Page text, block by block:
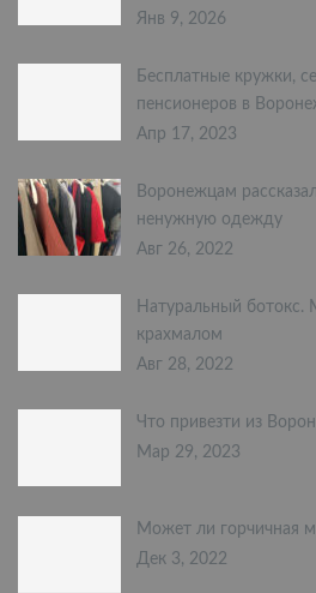
Янв 9, 2026
Бесплатные кружки,
пенсионеров в
Апр 17, 2023
Воронежцам
ненужную одежду
Авг 26, 2022
Натуральный ботокс.
крахмалом
Авг 28, 2022
Что привезти из
Мар 29, 2023
Может ли горчичная
Дек 3, 2022